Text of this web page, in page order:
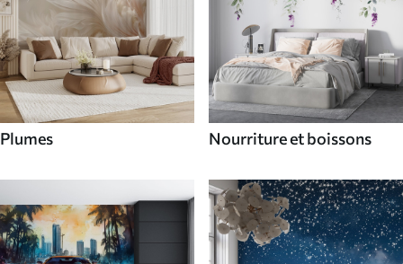
Plumes Nourriture et boissons